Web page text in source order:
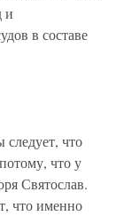
и
в составе
что
что у
Святослав.
что именно